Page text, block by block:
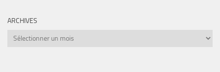
ARCHIVES
Archives